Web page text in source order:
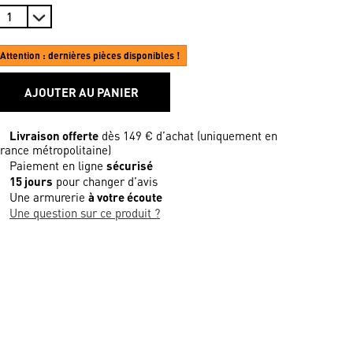
Attention : dernières pièces disponibles !
AJOUTER AU PANIER
Livraison offerte dès 149 € d’achat (uniquement en
métropolitaine)
Paiement en ligne sécurisé
15 jours pour changer d’avis
Une armurerie à votre écoute
Une question sur ce produit ?